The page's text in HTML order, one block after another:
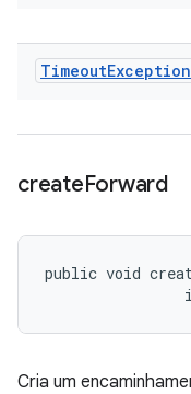
TimeoutException
createForward
public void
Cria um